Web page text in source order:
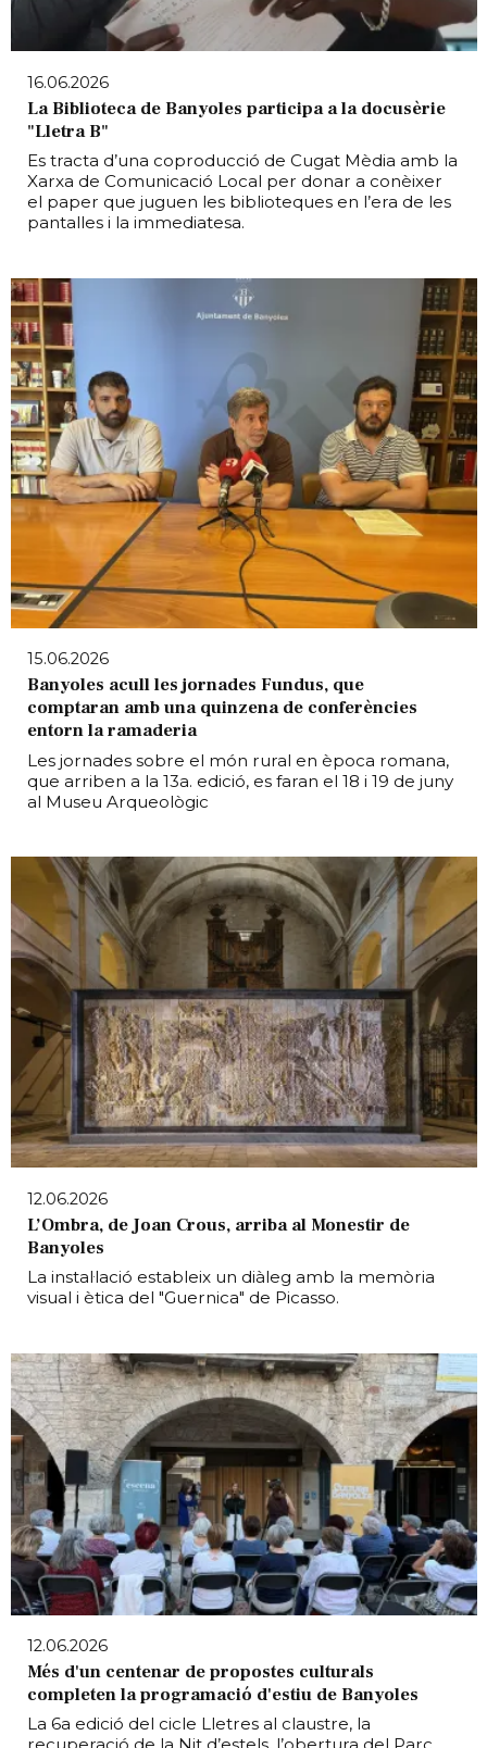
16.06.2026
La Biblioteca de Banyoles participa a la docusèrie
"Lletra B"
Es tracta d’una coproducció de Cugat Mèdia amb la
Xarxa de Comunicació Local per donar a conèixer
el paper que juguen les biblioteques en l’era de les
pantalles i la immediatesa.
15.06.2026
Banyoles acull les jornades Fundus, que
comptaran amb una quinzena de conferències
entorn la ramaderia
Les jornades sobre el món rural en època romana,
que arriben a la 13a. edició, es faran el 18 i 19 de juny
al Museu Arqueològic
12.06.2026
L’Ombra, de Joan Crous, arriba al Monestir de
Banyoles
La instal·lació estableix un diàleg amb la memòria
visual i ètica del "Guernica" de Picasso.
12.06.2026
Més d'un centenar de propostes culturals
completen la programació d'estiu de Banyoles
La 6a edició del cicle Lletres al claustre, la